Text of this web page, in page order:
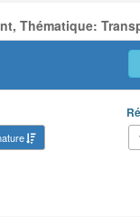
Thématique: